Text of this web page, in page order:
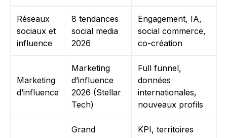
Réseaux
sociaux et
influence
8 tendances
social media
2026
Engagement, IA,
social commerce,
co-création
Marketing
d’influence
Marketing
d’influence
2026 (Stellar
Tech)
Full funnel,
données
internationales,
nouveaux profils
Grand
KPI, territoires